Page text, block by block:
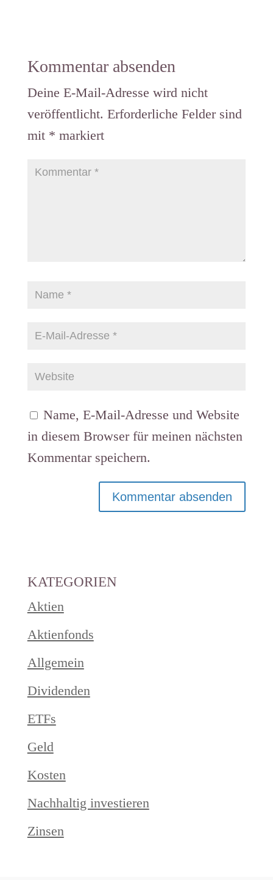
Kommentar absenden
Deine E-Mail-Adresse wird nicht
veröffentlicht. Erforderliche Felder sind
mit * markiert
Name, E-Mail-Adresse und Website
in diesem Browser für meinen nächsten
Kommentar speichern.
KATEGORIEN
Aktien
Aktienfonds
Allgemein
Dividenden
ETFs
Geld
Kosten
Nachhaltig investieren
Zinsen